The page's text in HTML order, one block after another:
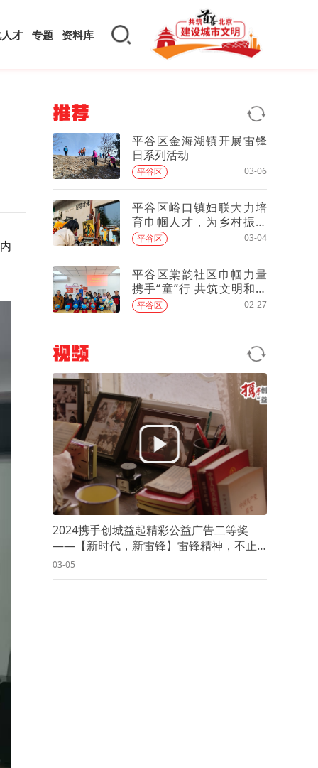
才 专题 资料库
推荐
平谷区金海湖镇开展雷锋
日系列活动
平谷区 03-06
平谷区峪口镇妇联大力培
育巾帼人才，为乡村振兴
注入“她”力量
平谷区 03-04
平谷区棠韵社区巾帼力量
携手“童”行 共筑文明和谐
社区
平谷区 02-27
视频
2024携手创城益起精彩公益广告二等奖
——【新时代，新雷锋】雷锋精神，不止
岁岁春三月（湖南广播电视台）
03-05